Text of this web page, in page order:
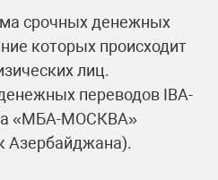
срочных денежных
которых происходит
лиц.
переводов IBA-
«МБА-МОСКВА»
Азербайджана).